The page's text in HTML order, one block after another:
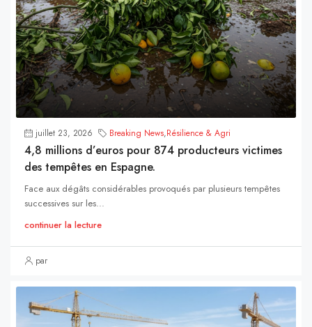
juillet 23, 2026 Breaking News,Résilience & Agri
4,8 millions d’euros pour 874 producteurs victimes
des tempêtes en Espagne.
Face aux dégâts considérables provoqués par plusieurs tempêtes
successives sur les...
continuer la lecture
par